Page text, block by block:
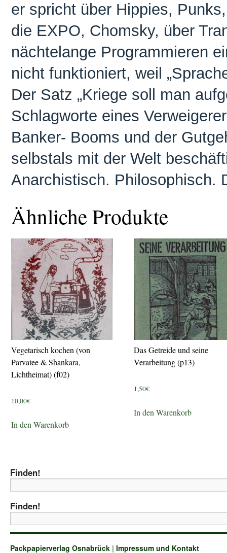
er spricht über Hippies,
die EXPO, Chomsky, über
nächtelange Programmieren
nicht funktioniert, weil
Der Satz „Kriege soll man
Schlagworte eines
Banker- Booms und der
selbstals mit der Welt
Anarchistisch. Philosophisch.
Ähnliche Produkte
Vegetarisch kochen (von
Parvatee & Shankara,
Lichtheimat) (f02)
10,00€
In den Warenkorb
Das Getreide und seine
Verarbeitung (p13)
1,50€
In den Warenkorb
Finden!
Finden!
Packpapierverlag Osnabrück | Impressum und Kontakt